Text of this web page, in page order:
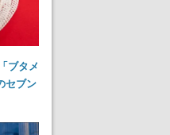
ブタメ
セブン